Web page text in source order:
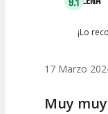
¡Lo
17 Marzo
Muy